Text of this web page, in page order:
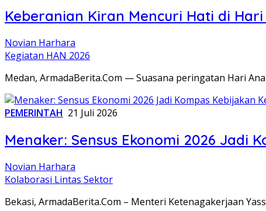
Keberanian Kiran Mencuri Hati di
Novian Harhara
Kegiatan HAN 2026
Medan, ArmadaBerita.Com — Suasana peringatan Hari
PEMERINTAH 21 Juli 2026
Menaker: Sensus Ekonomi 2026 Jadi
Novian Harhara
Kolaborasi Lintas Sektor
Bekasi, ArmadaBerita.Com – Menteri Ketenagakerjaan